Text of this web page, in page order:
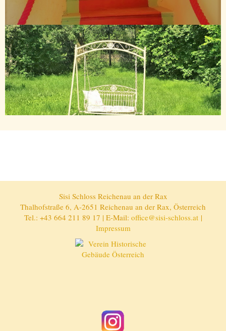
Sisi Schloss Reichenau an der Rax
Thalhofstraße 6, A-2651 Reichenau an der Rax, Österreich
Tel.: +43 664 211 89 17 | E-Mail: office@sisi-schloss.at|
Impressum